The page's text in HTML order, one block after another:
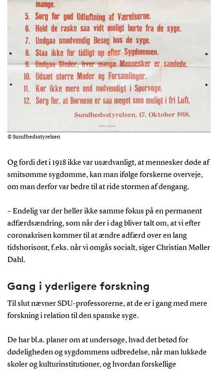
© Sundhedsstyrelsen
Og fordi det i 1918 ikke var usædvanligt, at mennesker døde af
smitsomme sygdomme, kan man ifølge forskerne overveje,
om man derfor var bedre til at ride stormen af dengang.
– Endelig var der heller ikke samme fokus på en permanent
adfærdsændring, som når der i dag bliver talt om, at vi efter
coronakrisen kommer til at ændre adfærd over en lang
tidshorisont, f.eks. når vi omgås socialt, siger Christian Møller
Dahl.
Gang i yderligere forskning
Til slut nævner SDU-professorerne, at de er i gang med mere
forskning i relation til den spanske syge.
De har bl.a. planer om at undersøge, hvad det betød for
dødeligheden og sygdommens udbredelse, når man lukkede
skoler og kulturinstitutioner, og hvordan forskellige